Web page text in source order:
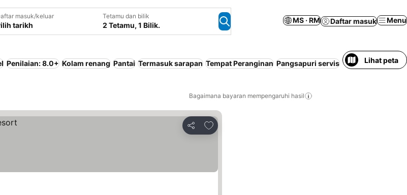
masuk/keluar
tarikh
Tetamu dan bilik
2 Tetamu, 1 Bilik.
MS · RM Daftar masuk Menu
Penilaian: 8.0+ Kolam renang Pantai Termasuk sarapan Tempat Peranginan Pangsapuri servis Tempat letak
Lihat peta
Bagaimana bayaran mempengaruhi hasil
Kongsi
Tambah ke favorit